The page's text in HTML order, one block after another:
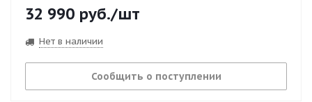
32 990 руб./шт
Нет в наличии
Сообщить о поступлении